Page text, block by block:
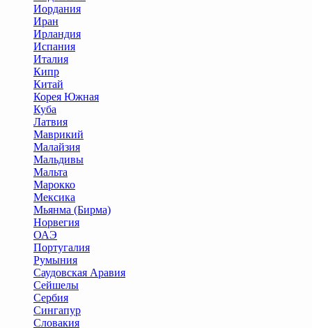
Иордания
Иран
Ирландия
Испания
Италия
Кипр
Китай
Корея Южная
Куба
Латвия
Маврикий
Малайзия
Мальдивы
Мальта
Марокко
Мексика
Мьянма (Бирма)
Норвегия
ОАЭ
Португалия
Румыния
Саудовская Аравия
Сейшелы
Сербия
Сингапур
Словакия